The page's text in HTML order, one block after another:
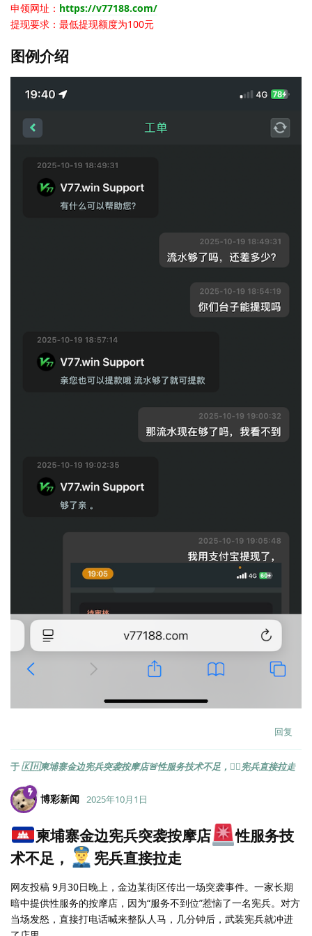
申领网址： https://v77188.com/
提现要求：最低提现额度为100元
图例介绍
回复
于🇰🇭柬埔寨金边宪兵突袭按摩店🚨性服务技术不足，👮‍♂️宪兵直接拉走
博彩新闻 2025年10月1日
柬埔寨金边宪兵突袭按摩店
性服务技
术不足，
宪兵直接拉走
网友投稿 9月30日晚上，金边某街区传出一场突袭事件。一家长期
暗中提供性服务的按摩店，因为“服务不到位”惹恼了一名宪兵。对方
当场发怒，直接打电话喊来整队人马，几分钟后，武装宪兵就冲进